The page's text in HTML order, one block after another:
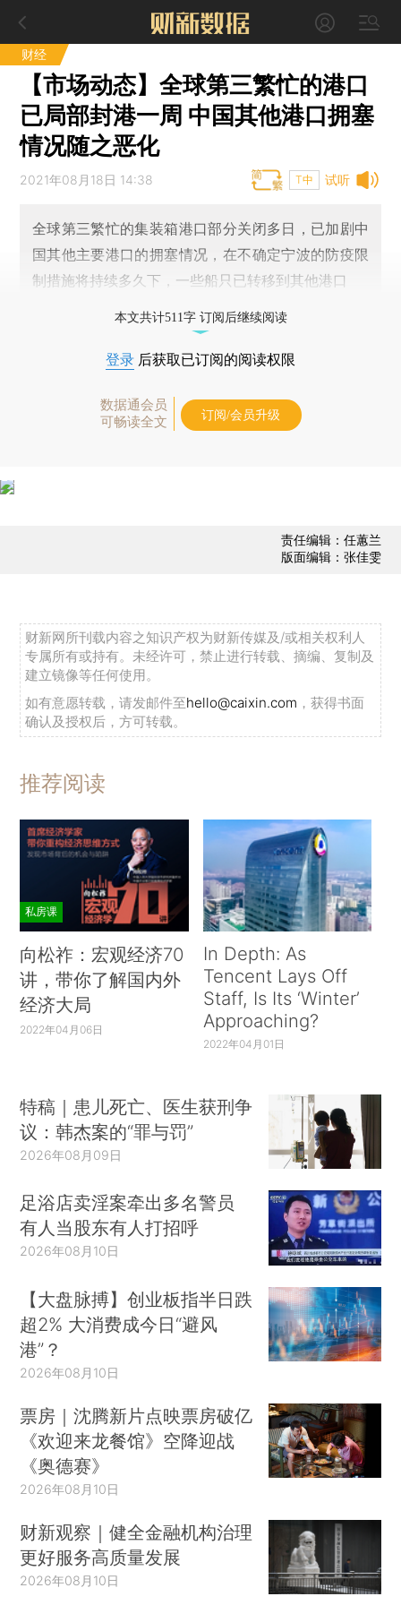
财经
【市场动态】全球第三繁忙的港口
已局部封港一周 中国其他港口拥塞
情况随之恶化
试听
2021年08月18日 14:38 T中
全球第三繁忙的集装箱港口部分关闭多日，已加剧中
国其他主要港口的拥塞情况，在不确定宁波的防疫限
制措施将持续多久下，一些船只已转移到其他港口
本文共计511字 订阅后继续阅读
登录 后获取已订阅的阅读权限
数据通会员
可畅读全文
订阅/会员升级
责任编辑：任蕙兰
版面编辑：张佳雯
财新网所刊载内容之知识产权为财新传媒及/或相关权利人
专属所有或持有。未经许可，禁止进行转载、摘编、复制及
建立镜像等任何使用。
如有意愿转载，请发邮件至hello@caixin.com ，获得书面
确认及授权后，方可转载。
推荐阅读
私房课
向松祚：宏观经济70
讲，带你了解国内外
经济大局
2022年04月06日
In Depth: As
Tencent Lays Off
Staff, Is Its ‘Winter’
Approaching?
2022年04月01日
特稿｜患儿死亡、医生获刑争
议：韩杰案的“罪与罚”
2026年08月09日
足浴店卖淫案牵出多名警员
有人当股东有人打招呼
2026年08月10日
【大盘脉搏】创业板指半日跌
超2% 大消费成今日“避风
港”？
2026年08月10日
票房｜沈腾新片点映票房破亿
《欢迎来龙餐馆》空降迎战
《奥德赛》
2026年08月10日
财新观察｜健全金融机构治理
更好服务高质量发展
2026年08月10日